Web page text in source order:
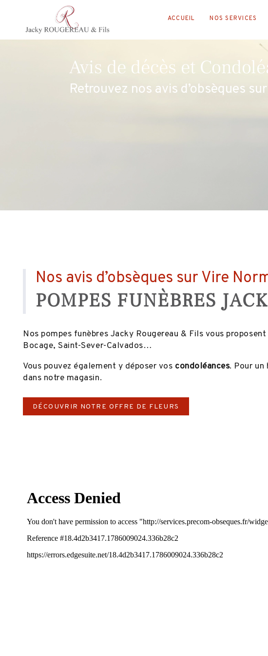
ACCUEIL NOS SERVICES
Avis de décès et
Retrouvez nos avis d’obsèques
Nos avis d’obsèques sur Vire
POMPES FUNÈBRES
Nos pompes funèbres Jacky Rougereau & Fils vous
Bocage, Saint-Sever-Calvados…
Vous pouvez également y déposer vos condoléances. Pour un
dans notre magasin.
DÉCOUVRIR NOTRE OFFRE DE FLEURS